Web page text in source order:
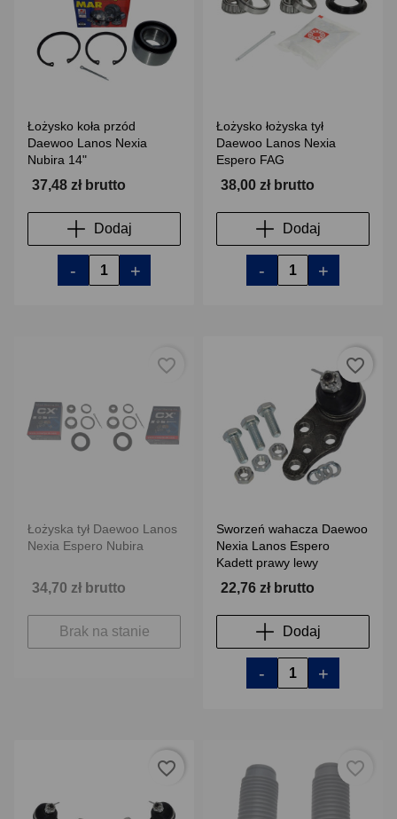
Łożysko koła przód
Daewoo Lanos Nexia
Nubira 14"
37,48 zł brutto
Dodaj
- +
Łożysko łożyska tył
Daewoo Lanos Nexia
Espero FAG
38,00 zł brutto
Dodaj
- +
Łożyska tył Daewoo Lanos
Nexia Espero Nubira
34,70 zł brutto
Brak na stanie
favorite_border
Sworzeń wahacza Daewoo
Nexia Lanos Espero
Kadett prawy lewy
22,76 zł brutto
Dodaj
- +
favorite_border
favorite_border favorite_border